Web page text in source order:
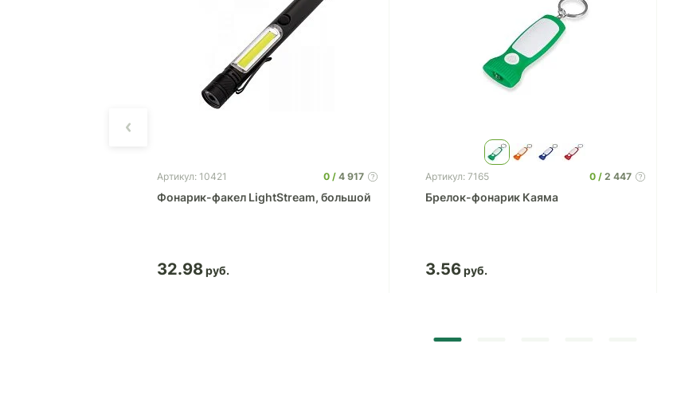
Артикул: 10421 0 4 917
Фонарик-факел LightStream, большой
32.98
Артикул: 7165 0 2 447
Брелок-фонарик Каяма
3.56